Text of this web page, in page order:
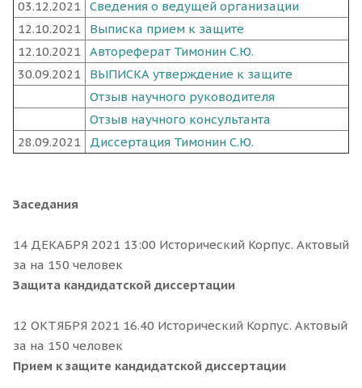
03.12.2021
Сведения о ведущей организации
12.10.2021
Выписка прием к защите
12.10.2021
Автореферат Тимонин С.Ю.
30.09.2021
ВЫПИСКА утверждение к защите
Отзыв научного руководителя
Отзыв научного консультанта
28.09.2021
Диссертация Тимонин С.Ю.
Заседания
14 ДЕКАБРЯ 2021 13:00 Исторический Корпус. Актовый
за на 150 человек
Защита кандидатской диссертации
12 ОКТЯБРЯ 2021 16.40 Исторический Корпус. Актовый
за на 150 человек
Прием к защите кандидатской диссертации